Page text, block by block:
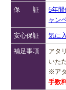
保 証 5年間
ャン
安心保証 気に
補足事項
アタ
いた
※ア
手数